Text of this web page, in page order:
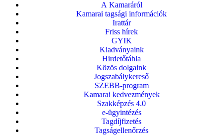
A Kamaráról
Kamarai tagsági információk
Irattár
Friss hírek
GYIK
Kiadványaink
Hirdetőtábla
Közös dolgaink
Jogszabálykereső
SZEBB-program
Kamarai kedvezmények
Szakképzés 4.0
e-ügyintézés
Tagdíjfizetés
Tagságellenőrzés